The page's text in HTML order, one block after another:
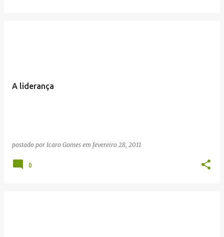
A liderança
postado por Icaro Gomes em fevereiro 28, 2011
0